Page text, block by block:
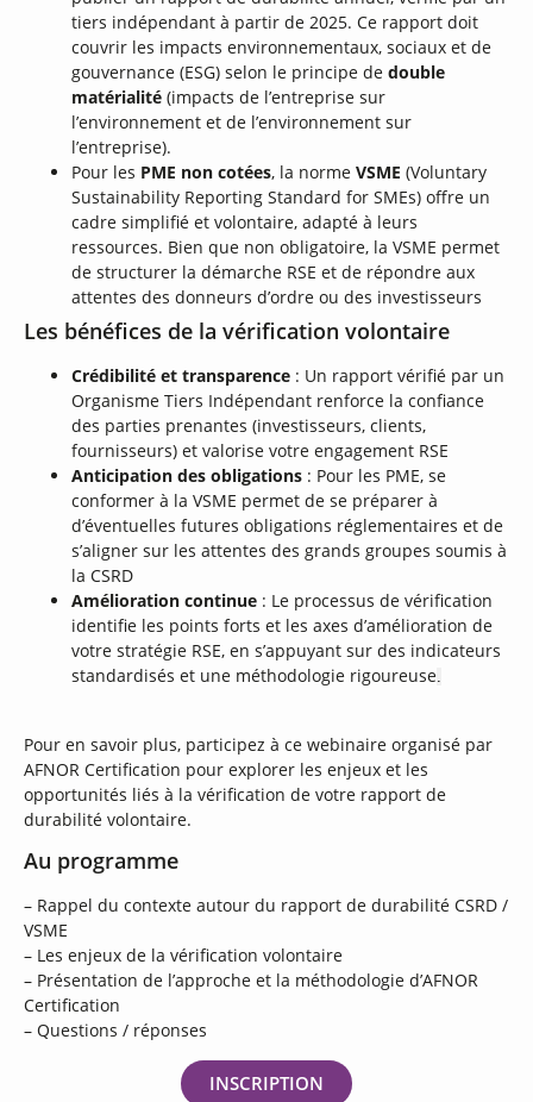
tiers indépendant à partir de 2025. Ce rapport doit
couvrir les impacts environnementaux, sociaux et de
gouvernance (ESG) selon le principe de double
matérialité (impacts de l’entreprise sur
l’environnement et de l’environnement sur
l’entreprise).
Pour les PME non cotées, la norme VSME (Voluntary
Sustainability Reporting Standard for SMEs) offre un
cadre simplifié et volontaire, adapté à leurs
ressources. Bien que non obligatoire, la VSME permet
de structurer la démarche RSE et de répondre aux
attentes des donneurs d’ordre ou des investisseurs
Les bénéfices de la vérification volontaire
Crédibilité et transparence : Un rapport vérifié par un
Organisme Tiers Indépendant renforce la confiance
des parties prenantes (investisseurs, clients,
fournisseurs) et valorise votre engagement RSE
Anticipation des obligations : Pour les PME, se
conformer à la VSME permet de se préparer à
d’éventuelles futures obligations réglementaires et de
s’aligner sur les attentes des grands groupes soumis à
la CSRD
Amélioration continue : Le processus de vérification
identifie les points forts et les axes d’amélioration de
votre stratégie RSE, en s’appuyant sur des indicateurs
standardisés et une méthodologie rigoureuse.
Pour en savoir plus, participez à ce webinaire organisé par
AFNOR Certification pour explorer les enjeux et les
opportunités liés à la vérification de votre rapport de
durabilité volontaire.
Au programme
– Rappel du contexte autour du rapport de durabilité CSRD /
VSME
– Les enjeux de la vérification volontaire
– Présentation de l’approche et la méthodologie d’AFNOR
Certification
– Questions / réponses
INSCRIPTION